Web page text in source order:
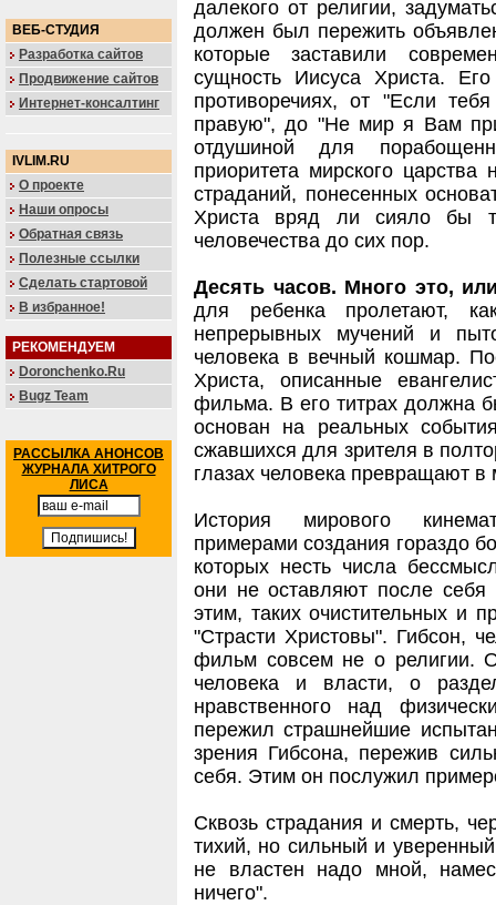
ВЕБ-СТУДИЯ
Разработка сайтов
Продвижение сайтов
Интернет-консалтинг
IVLIM.RU
О проекте
Наши опросы
Обратная связь
Полезные ссылки
Сделать стартовой
В избранное!
РЕКОМЕНДУЕМ
Doronchenko.Ru
Bugz Team
РАССЫЛКА АНОНСОВ
ЖУРНАЛА ХИТРОГО
ЛИСА
далекого от религии,
должен был пережить
которые заставили
сущность Иисуса Христа.
противоречиях, от "Если
правую", до "Не мир я Вам
отдушиной для
приоритета мирского
страданий, понесенных
Христа вряд ли сияло бы
человечества до сих пор.
Десять часов. Много это,
для ребенка пролетают,
непрерывных мучений и
человека в вечный кошмар.
Христа, описанные
фильма. В его титрах должна
основан на реальных
сжавшихся для зрителя в
глазах человека превращают в
История мирового
примерами создания гораздо
которых несть числа
они не оставляют после
этим, таких очистительных и
"Страсти Христовы". Гибсон,
фильм совсем не о религии.
человека и власти, о
нравственного над
пережил страшнейшие
зрения Гибсона, пережив
себя. Этим он послужил
Сквозь страдания и смерть,
тихий, но сильный и
не властен надо мной,
ничего".